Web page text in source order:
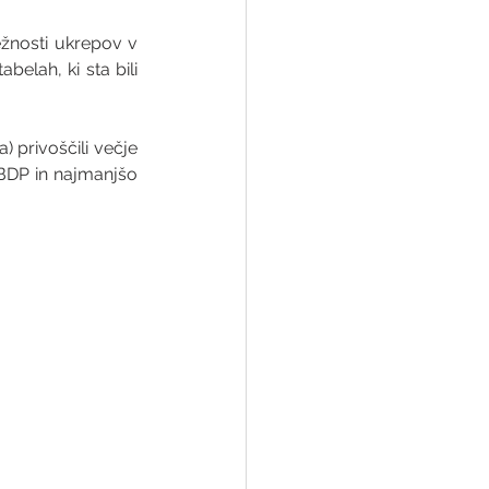
ukrepov v
ki sta bili
privoščili večje
in najmanjšo